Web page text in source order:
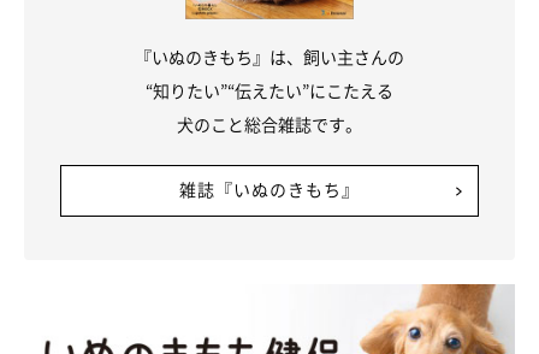
※この記事は投稿者さまにご了承をいただいたうえで制作してい
取材・文／雨宮カイ
『いぬのきもち』は、飼い主さんの
“知りたい”“伝えたい”にこたえる
犬のこと総合雑誌です。
雑誌『いぬのきもち』